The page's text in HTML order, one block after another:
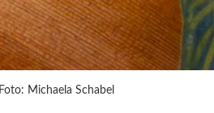
Michaela Schabel